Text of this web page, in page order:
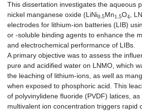
This dissertation investigates the aqueous
nickel manganese oxide (LiNi0.5Mn1.5
O4 ,
electrodes for lithium-ion batteries (LIB)
or -soluble binding agents to enhance the
and electrochemical performance of LIBs.
A primary objective was to assess the
pure and acidified water on LNMO, which
the leaching of lithium-ions, as well as
when exposed to phosphoric acid. This
of polyvinylidene fluoride (PVDF) latices,
multivalent ion concentration triggers rapid